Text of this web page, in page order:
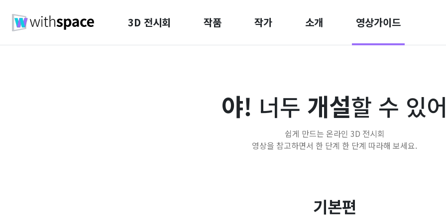
3D 전시회 작품 작가 소개 영상가이드
야! 너두 개설할 수 있어
쉽게 만드는 온라인 3D 전시회
영상을 참고하면서 한 단계 한 단계 따라해 보세요.
기본편